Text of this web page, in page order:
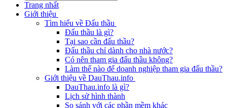
Trang nhất
Giới thiệu
Tìm hiểu về Đấu thầu
Đấu thầu là gì?
Tại sao cần đấu thầu?
Đấu thầu chỉ dành cho nhà nước?
Có nên tham gia đấu thầu không?
Làm thế nào để doanh nghiệp tham gia đấu thầu?
Giới thiệu về DauThau.info
DauThau.info là gì?
Lịch sử hình thành
So sánh với các phần mềm khác